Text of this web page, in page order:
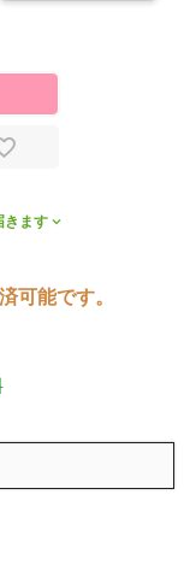
きます
可能です。